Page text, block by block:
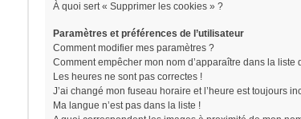
À quoi sert « Supprimer les cookies » ?
Paramètres et préférences de l’utilisateur
Comment modifier mes paramètres ?
Comment empêcher mon nom d’apparaître dans la liste
Les heures ne sont pas correctes !
J’ai changé mon fuseau horaire et l’heure est toujours
Ma langue n’est pas dans la liste !